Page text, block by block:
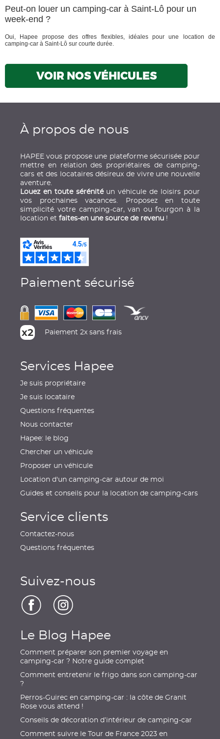
Peut-on louer un camping-car à Saint-Lô pour un
week-end ?
Oui, Hapee propose des offres flexibles, idéales pour une location de
camping-car à Saint-Lô sur courte durée.
VOIR NOS VÉHICULES
À propos de nous
HAPEE vous propose une plateforme sécurisée pour
mettre en relation des propriétaires de camping-
cars et des locataires désireux de vivre une nouvelle
aventure.
Louez en toute sérénitéun véhicule de loisirs pour
vos prochaines vacances. Proposez en toute
simplicité votre camping-car, van ou fourgon à la
location etfaites-en une source de revenu !
Paiement sécurisé
Paiement 2x sans frais
Services Hapee
Je suis propriétaire
Je suis locataire
Questions fréquentes
Nous contacter
Hapee: le blog
Chercher un véhicule
Proposer un véhicule
Location d'un camping-car autour de moi
Guides et conseils pour la location de camping-cars
Service clients
Contactez-nous
Questions fréquentes
Suivez-nous
Le Blog Hapee
Comment préparer son premier voyage en
camping-car ? Notre guide complet
Comment entretenir le frigo dans son camping-car
?
Perros-Guirec en camping-car : la côte de Granit
Rose vous attend !
Conseils de décoration d’intérieur de camping-car
Comment suivre le Tour de France 2023 en